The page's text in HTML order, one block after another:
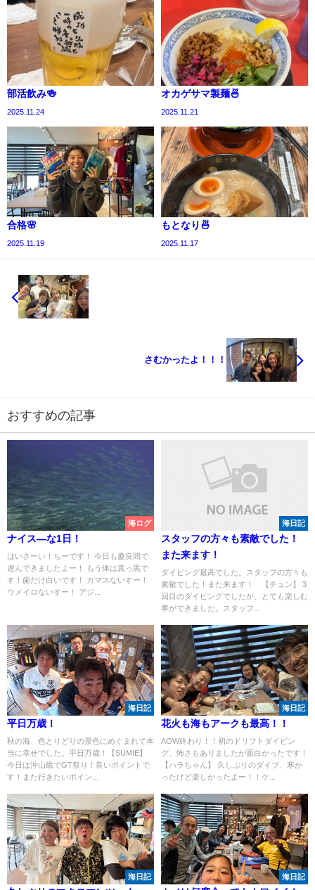
部活飲み🍻
2025.11.24
オカゲサマ製麺🍜
2025.11.21
合格🌸
2025.11.19
もとなり🍜
2025.11.17
さむかったよ！！！
おすすめの記事
海ログ
ナイス―な1日！
はいさーい！ちーです！ 今日も慶良間で
遊んできましたよー！ もう体は真っ黒で
す！歯だけ白いです！ カマスないすー！
ウメイロないすー！ アジ...
海日記
スタッフの方々も素敵でした！
また来ます！
ダイビング最高でした。スタッフの方々も
素敵でした！また来ます！ 【チュン】 3
回目のダイビングでしたが、とても楽しむ
事ができました。スタッフ...
海日記
平日万歳！
秋の海、色とりどりの景色にめぐまれて本
当に幸せでした。平日万歳！【SUMIE】
今日は沖山礁でGT祭り！良いポイントで
す！また行きたいポイン...
海日記
花火も海もアークも最高！！
AOW終わり！！初のドリフトダイビン
グ、怖さもありましたが面白かったです！
【ハラちゃん】 久しぶりのダイブ、寒か
ったけど楽しかったよー！！ケ...
海日記 海日記